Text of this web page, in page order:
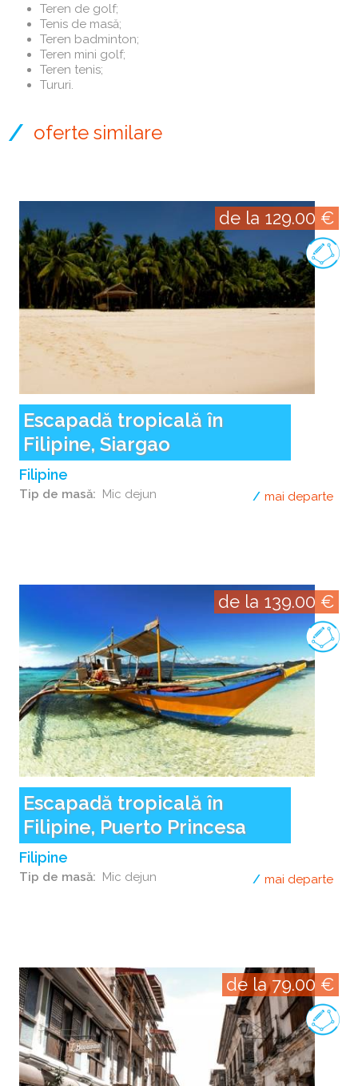
Teren de golf;
Tenis de masă;
Teren badminton;
Teren mini golf;
Teren tenis;
Tururi.
oferte similare
Escapadă tropicală în
Filipine, Siargao
Filipine
Tip de masă Mic dejun
de la 129.00 €
mai departe
Escapadă tropicală în
Filipine, Puerto Princesa
Filipine
Tip de masă Mic dejun
de la 139.00 €
mai departe
de la 79.00 €